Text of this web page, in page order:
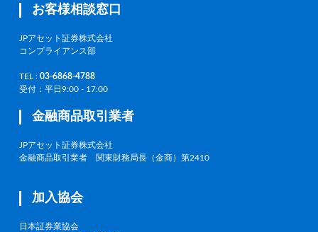
お客様相談窓口
JPアセット証券株式会社
コンプライアンス部
TEL : 03-6868-4788
受付：平日9:00 - 17:00
金融商品取引業者
JPアセット証券株式会社
金融商品取引業者 関東財務局長（金商）第2410
加入協会
日本証券業協会